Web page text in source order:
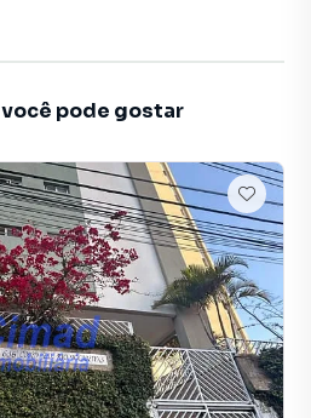
pode gostar